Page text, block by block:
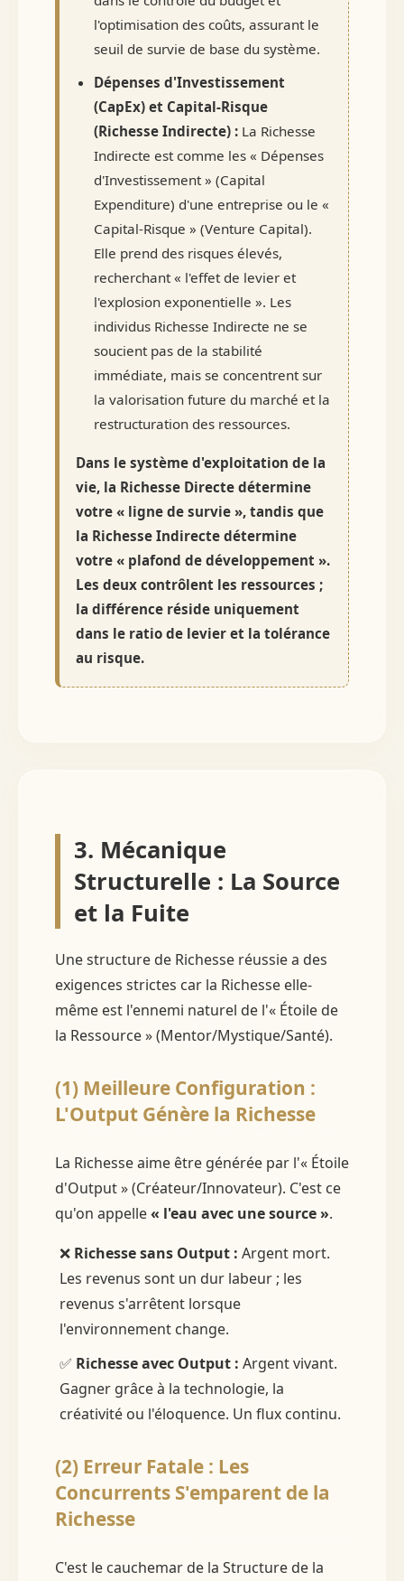
l'optimisation des coûts, assurant le
seuil de survie de base du système.
Dépenses d'Investissement
(CapEx) et Capital-Risque
(Richesse Indirecte) : La Richesse
Indirecte est comme les « Dépenses
d'Investissement » (Capital
Expenditure) d'une entreprise ou le «
Capital-Risque » (Venture Capital).
Elle prend des risques élevés,
recherchant « l'effet de levier et
l'explosion exponentielle ». Les
individus Richesse Indirecte ne se
soucient pas de la stabilité
immédiate, mais se concentrent sur
la valorisation future du marché et la
restructuration des ressources.
Dans le système d'exploitation de la
vie, la Richesse Directe détermine
votre « ligne de survie », tandis que
la Richesse Indirecte détermine
votre « plafond de développement ».
Les deux contrôlent les ressources ;
la différence réside uniquement
dans le ratio de levier et la tolérance
au risque.
3. Mécanique
Structurelle : La Source
et la Fuite
Une structure de Richesse réussie a des
exigences strictes car la Richesse elle-
même est l'ennemi naturel de l'« Étoile de
la Ressource » (Mentor/Mystique/Santé).
(1) Meilleure Configuration :
L'Output Génère la Richesse
La Richesse aime être générée par l'« Étoile
d'Output » (Créateur/Innovateur). C'est ce
qu'on appelle« l'eau avec une source ».
❌ Richesse sans Output : Argent mort.
Les revenus sont un dur labeur ; les
revenus s'arrêtent lorsque
l'environnement change.
✅ Richesse avec Output : Argent vivant.
Gagner grâce à la technologie, la
créativité ou l'éloquence. Un flux continu.
(2) Erreur Fatale : Les
Concurrents S'emparent de la
Richesse
C'est le cauchemar de la Structure de la